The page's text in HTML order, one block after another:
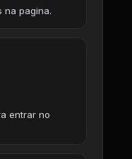
na pagina.
entrar no